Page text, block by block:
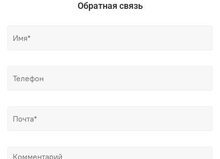
Обратная связь